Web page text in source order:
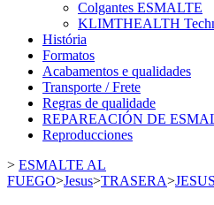
Colgantes ESMALTE
KLIMTHEALTH
História
Formatos
Acabamentos e qualidades
Transporte / Frete
Regras de qualidade
REPAREACIÓN DE
Reproducciones
> ESMALTE AL
FUEGO>Jesus>TRASERA>JESUS